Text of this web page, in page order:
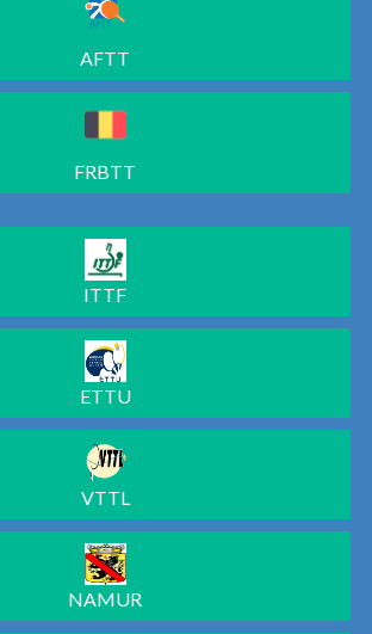
AFTT
FRBTT
ITTF
ETTU
VTTL
NAMUR